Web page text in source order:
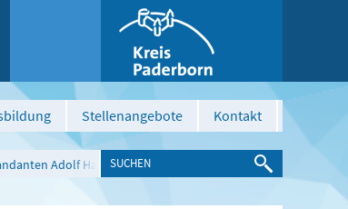
Stellenangebote Kontakt
Adolf Haas